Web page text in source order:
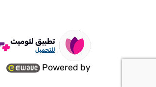
تطبيق لئوميت
للتحميل
Powered by